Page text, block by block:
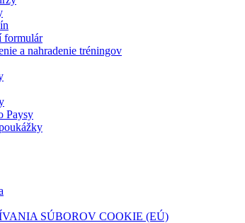
formulár
a nahradenie tréningov
Paysy
SÚBOROV COOKIE (EÚ)